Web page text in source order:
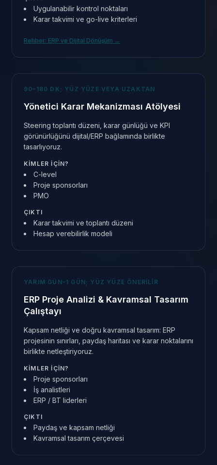
Uygulanabilir kontrol noktaları
Karar takvimi ve go-live kriterleri
Rehber: ERP ve Dijital Dönüşüm →
90–180 DK; YÜZ YÜZE VEYA UZAKTAN
Yönetici Karar Mekanizması Atölyesi
Steering toplantı düzeni, karar günlüğü ve KPI
görünürlüğünü dijital/ERP bağlamında birlikte
tasarlıyoruz.
KIMLER IÇIN?
C-level
Proje sponsorları
PMO
ÇIKTI
Karar takvimi ve toplantı düzeni
Hesap verebilirlik modeli
YARIM GÜN–1 GÜN; YÜZ YÜZE ÖNERILIR
ERP Proje Analizi & Kavramsal Tasarım
Çalıştayı
Kapsam netliği ve doğru kavramsal tasarım: ERP
projesinin sınırları, paydaş haritası ve karar noktalarını
birlikte netleştiriyoruz.
KIMLER IÇIN?
Proje sponsorları
İş analistleri
ERP / BT liderleri
ÇIKTI
Paydaş ve kapsam netliği
Kavramsal tasarım çerçevesi